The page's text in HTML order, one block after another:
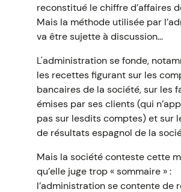
reconstitué le chiffre d’affaires
Mais la méthode utilisée par
va être sujette à discussion…
L'administration se fonde,
les recettes figurant sur les
bancaires de la société, sur les
émises par ses clients (qui
pas sur lesdits comptes) et sur
de résultats espagnol de la
Mais la société conteste cette
qu’elle juge trop « sommaire » :
l’administration se contente de